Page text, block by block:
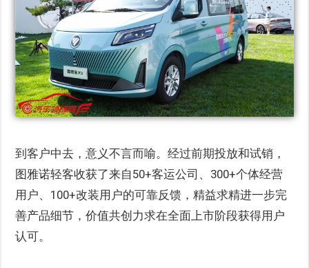
到客户中去，意义不言而喻。经过前期投放和试销，
图雅诺轻客收获了来自50+客运公司、300+个体经营
用户、100+改装用户的可靠反馈，精益求精进一步完
善产品细节，价值共创力求在全面上市阶段获得用户
认可。